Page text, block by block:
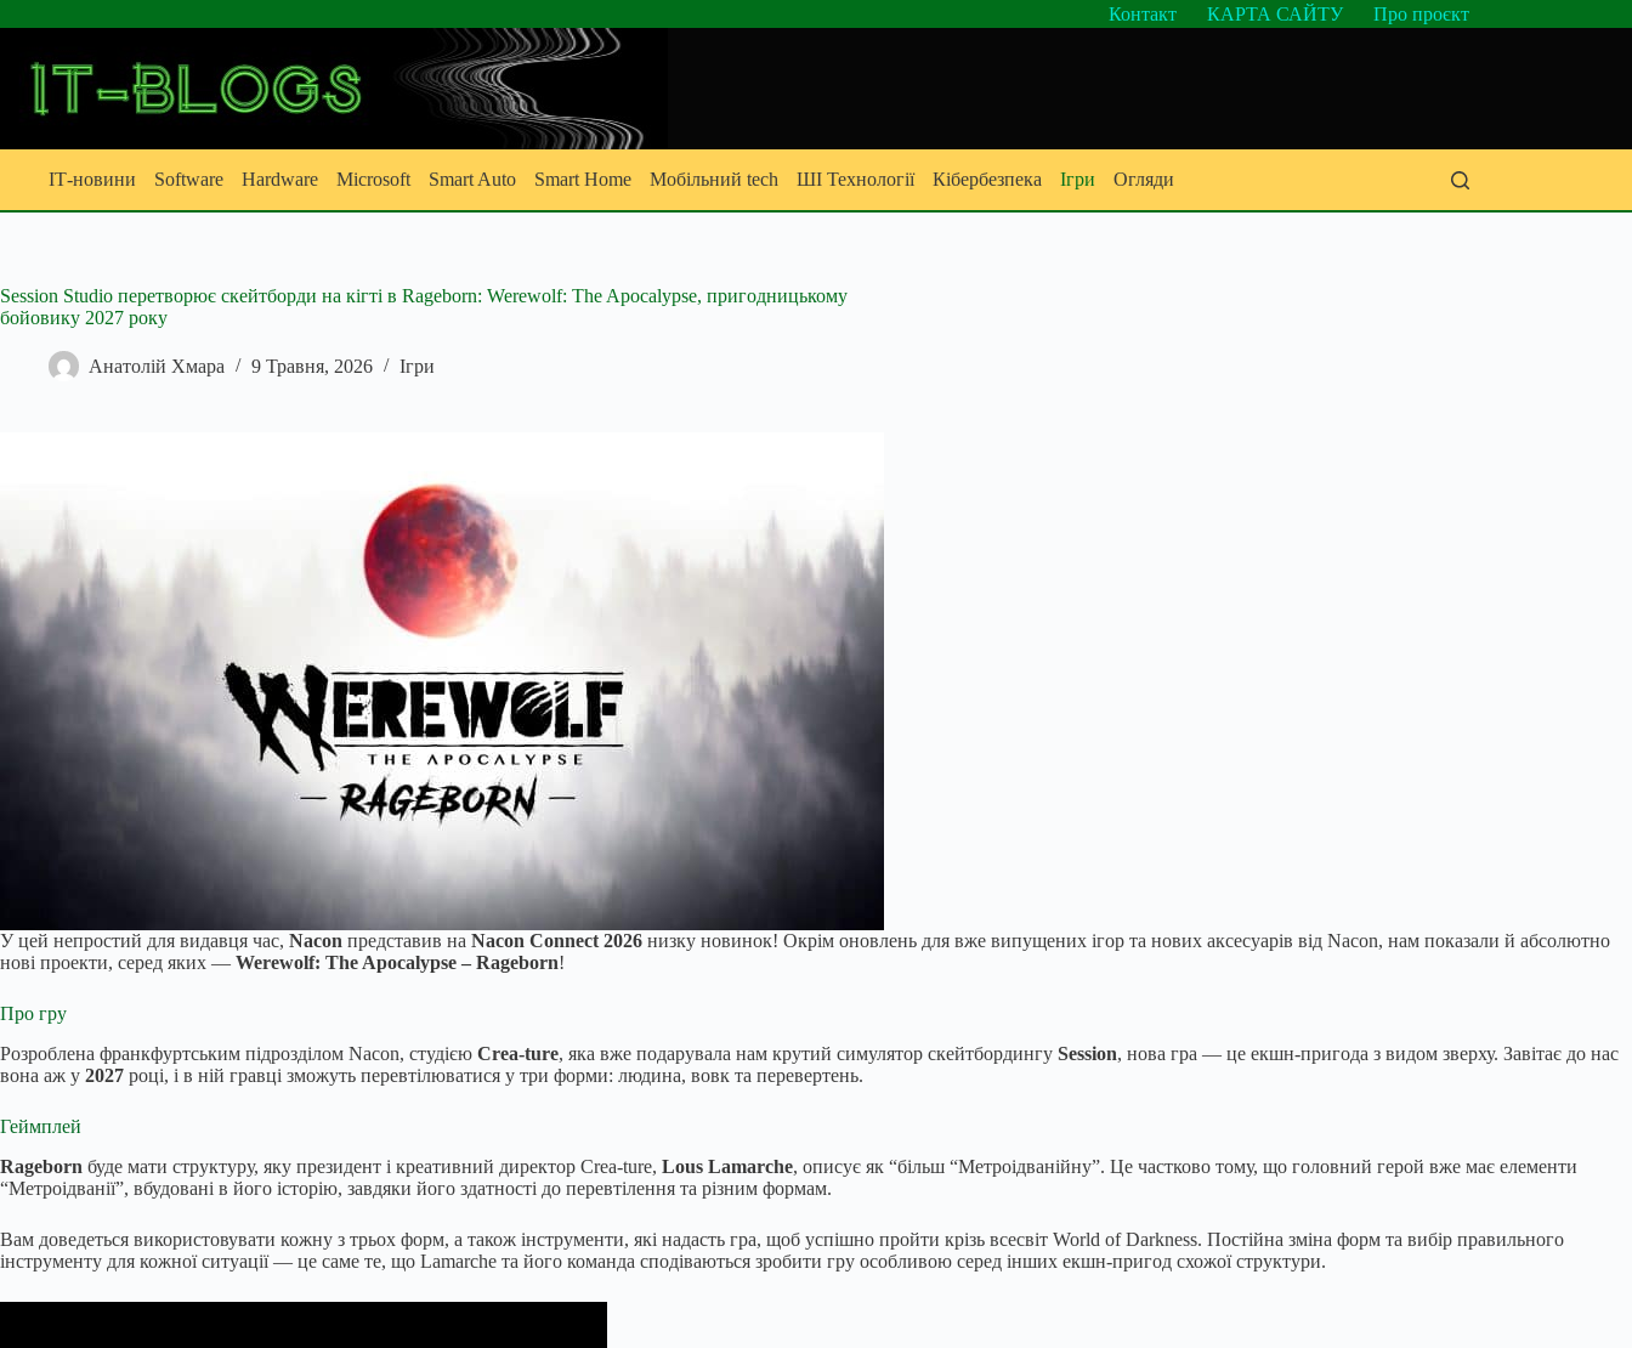
до
Контакт КАРТА САЙТУ Про проєкт
ІТ-новини Software Hardware Microsoft Smart Auto Smart Home Мобільний tech ШІ Технології Кібербезпека Ігри Огляди
Session Studio перетворює скейтборди на кігті в Rageborn: Werewolf: The Apocalypse, пригодницькому
бойовику 2027 року
Анатолій Хмара 9 Травня, 2026 Ігри
У цей непростий для видавця час, Nacon представив на Nacon Connect 2026 низку новинок! Окрім оновлень для вже випущених ігор та нових аксесуарів від Nacon, нам показали й абсолютно
нові проекти, серед яких — Werewolf: The Apocalypse – Rageborn!
Про гру
Розроблена франкфуртським підрозділом Nacon, студією Crea-ture, яка вже подарувала нам крутий симулятор скейтбордингу Session, нова гра — це екшн-пригода з видом зверху. Завітає до нас
вона аж у 2027 році, і в ній гравці зможуть перевтілюватися у три форми: людина, вовк та перевертень.
Геймплей
Rageborn буде мати структуру, яку президент і креативний директор Crea-ture, Lous Lamarche, описує як “більш “Метроідванійну”. Це частково тому, що головний герой вже має елементи
“Метроідванії”, вбудовані в його історію, завдяки його здатності до перевтілення та різним формам.
Вам доведеться використовувати кожну з трьох форм, а також інструменти, які надасть гра, щоб успішно пройти крізь всесвіт World of Darkness. Постійна зміна форм та вибір правильного
інструменту для кожної ситуації — це саме те, що Lamarche та його команда сподіваються зробити гру особливою серед інших екшн-пригод схожої структури.